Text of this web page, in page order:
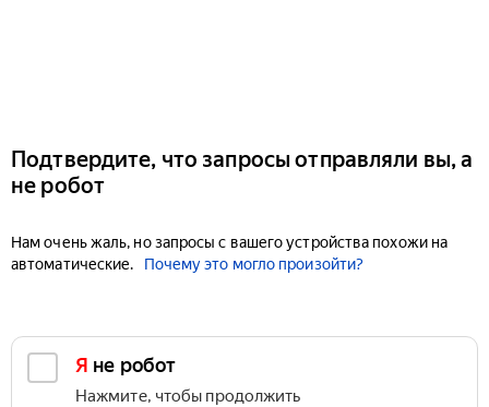
Подтвердите, что запросы отправляли вы, а
не робот
Нам очень жаль, но запросы с вашего устройства похожи на
автоматические.
Почему это могло произойти?
Я не робот
Нажмите, чтобы продолжить